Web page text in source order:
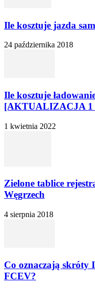
Ile kosztuje jazda
24 października 2018
Ile kosztuje
[AKTUALIZACJA 1
1 kwietnia 2022
Zielone tablice
Węgrzech
4 sierpnia 2018
Co oznaczają skróty
FCEV?